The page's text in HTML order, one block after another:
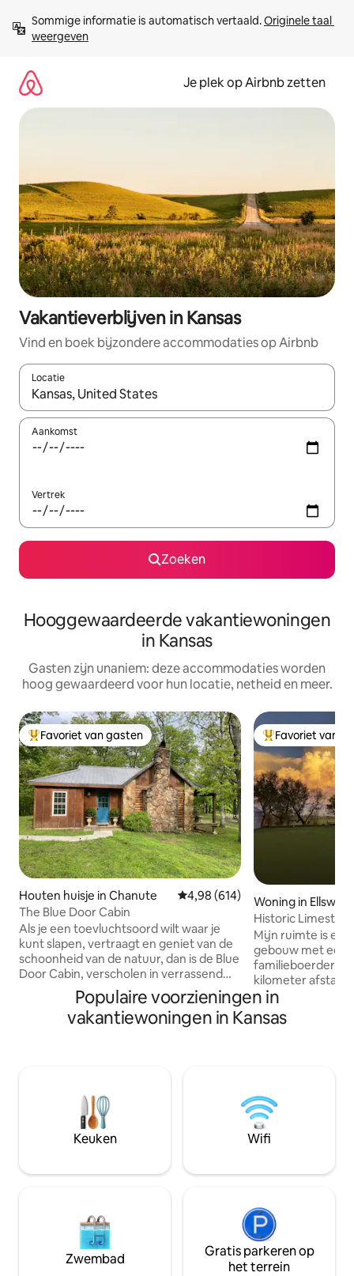
direct
naar
Sommige informatie is automatisch vertaald. Originele taal
weergeven
Je plek op Airbnb zetten
Vakantieverblijven in Kansas
Vind en boek bijzondere accommodaties op Airbnb
Locatie
Wanneer er resultaten beschikbaar zijn, maak je een keuze
Aankomst
Vertrek
Zoeken
Hooggewaardeerde vakantiewoningen
in Kansas
Gasten zijn unaniem: deze accommodaties worden
hoog gewaardeerd voor hun locatie, netheid en meer.
Topfavoriet van gasten
Favoriet van gasten
Houten huisje in Chanute Gemiddelde beoordeling van
4,98 (614)
The Blue Door Cabin
Als je een toevluchtsoord wilt waar je
kunt slapen, vertraagt en geniet van de
schoonheid van de natuur, dan is de Blue
Door Cabin, verscholen in verrassend
heuvelachtig eiken- en hickorybossen,
met een prachtig uitzicht over de vijver,
je bestemming. Binnen twee uur van
ontsnapping voor stadsbewoners die
behoefte hebben aan een zeer
betaalbaar jubileumweekend, studie of
een eenzaam toevluchtsoord, of een
Topfavoriet van
Favoriet van
Woning in
Historic
Country
Mijn ruimte is
gebouw met een
familieboerderij.
kilometer afstand
tien kilometer ten
gemak als de
gebaande paden
privégebouw in
hoofdboerderij
kitchenette,
Populaire voorzieningen in
vakantiewoningen in Kansas
Keuken Wifi
Zwembad
Gratis parkeren op
het terrein